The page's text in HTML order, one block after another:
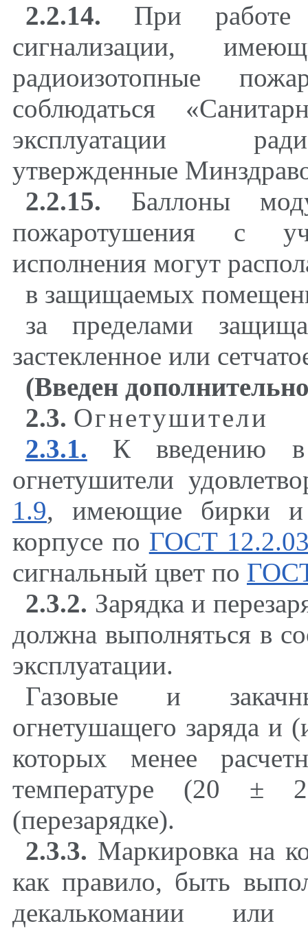
2.2.14. При работе
сигнализации,
радиоизотопные
соблюдаться
эксплуатации
утвержденные
2.2.15. Баллоны
пожаротушения с
исполнения могут
в защищаемых
за пределами
застекленное или
(Введен
2.3. Огнетушители
2.3.1. К введению в
огнетушители
1.9, имеющие бирки и
корпусе по ГОСТ
сигнальный цвет по
2.3.2. Зарядка и
должна выполняться в
эксплуатации.
Газовые и
огнетушащего заряда и
которых менее
температуре (20 ±
(перезарядке).
2.3.3. Маркировка на
как правило, быть
декалькомании